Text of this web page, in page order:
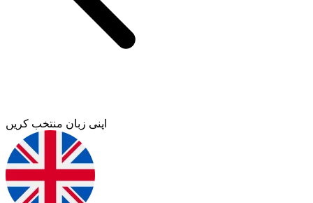
اپنی زبان منتخب کریں